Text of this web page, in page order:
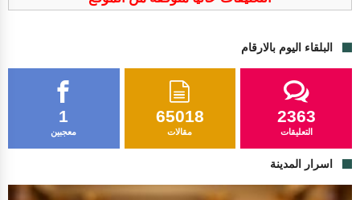
البلقاء اليوم بالارقام
1
معجبين
65018
مقالات
2363
التعليقات
اسرار المدينة